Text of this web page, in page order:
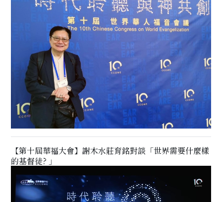
【第十屆華福大會】謝木水莊育銘對談「世界需要什麼樣
的基督徒? 」